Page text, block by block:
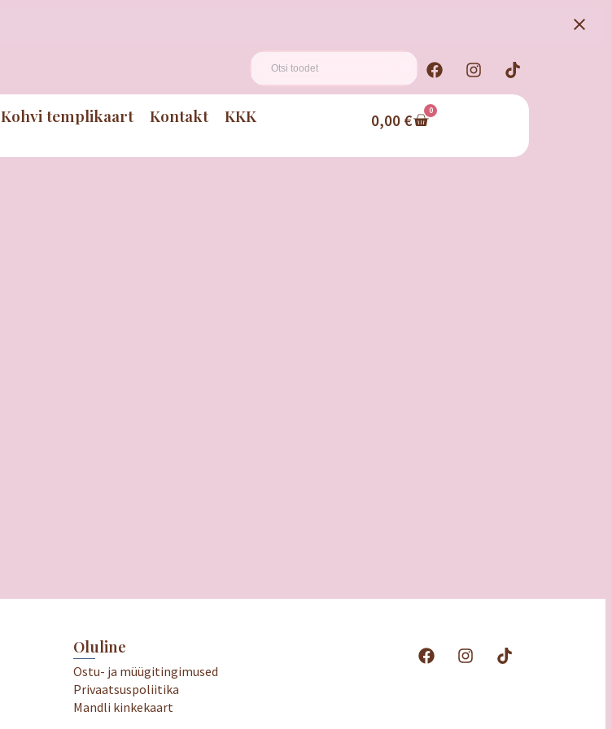
Kohvi templikaart Kontakt KKK 0,00 € 0
Oluline
Ostu- ja müügitingimused
Privaatsuspoliitika
Mandli kinkekaart